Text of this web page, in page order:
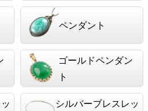
ペンダント
ゴールドペンダン
ト
シルバーブレスレッ